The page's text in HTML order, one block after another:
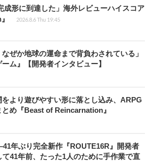
成形に到達した」海外レビューハイスコア
2026.8.6 Thu 19:45
ぜか地球の運命まで背負わされている」
ム』【開発者インタビュー】
より遊びやすい形に落とし込み、ARPG
め『Beast of Reincarnation』
年ぶり完全新作『ROUTE16R』開発者
41年前、たった1人のために手作業で直